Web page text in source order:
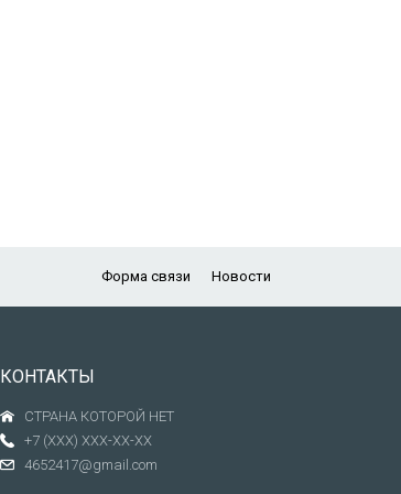
Форма связи Новости
КОНТАКТЫ
СТРАНА КОТОРОЙ НЕТ
+7 (XXX) XXX-XX-XX
4652417@gmail.com